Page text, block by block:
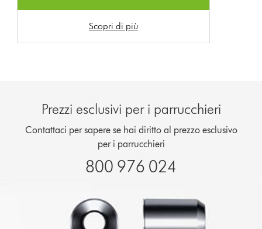
Scopri di più
Prezzi esclusivi per i parrucchieri
Contattaci per sapere se hai diritto al prezzo esclusivo
per i parrucchieri
800 976 024